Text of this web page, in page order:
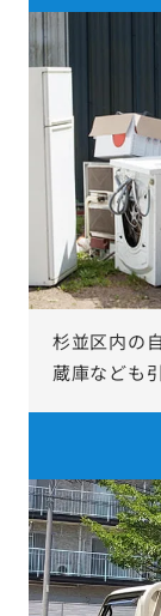
杉並区内の
蔵庫なども